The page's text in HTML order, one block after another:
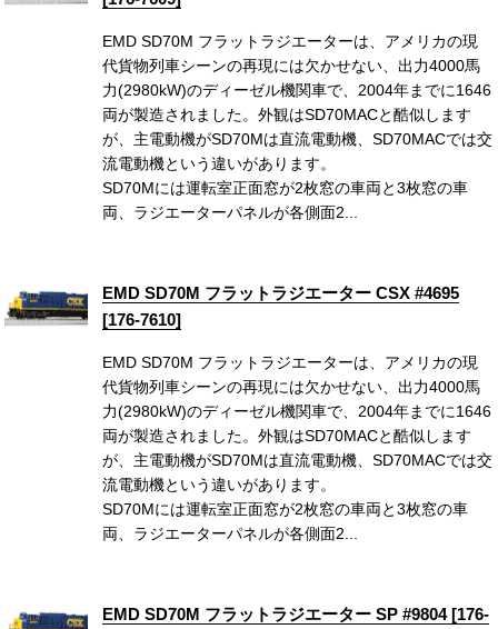
EMD SD70M フラットラジエーターは、アメリカの現
代貨物列車シーンの再現には欠かせない、出力4000馬
力(2980kW)のディーゼル機関車で、2004年までに1646
両が製造されました。外観はSD70MACと酷似します
が、主電動機がSD70Mは直流電動機、SD70MACでは交
流電動機という違いがあります。
SD70Mには運転室正面窓が2枚窓の車両と3枚窓の車
両、ラジエーターパネルが各側面2...
EMD SD70M フラットラジエーター CSX #4695
[176-7610]
EMD SD70M フラットラジエーターは、アメリカの現
代貨物列車シーンの再現には欠かせない、出力4000馬
力(2980kW)のディーゼル機関車で、2004年までに1646
両が製造されました。外観はSD70MACと酷似します
が、主電動機がSD70Mは直流電動機、SD70MACでは交
流電動機という違いがあります。
SD70Mには運転室正面窓が2枚窓の車両と3枚窓の車
両、ラジエーターパネルが各側面2...
EMD SD70M フラットラジエーター SP #9804 [176-